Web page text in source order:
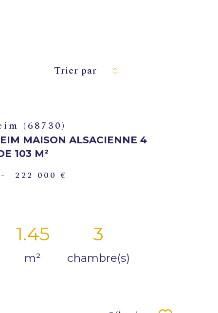
Trier par
(68730)
MAISON ALSACIENNE 4
103 M²
- 222 000 €
1.45
m²
3
chambre(s)